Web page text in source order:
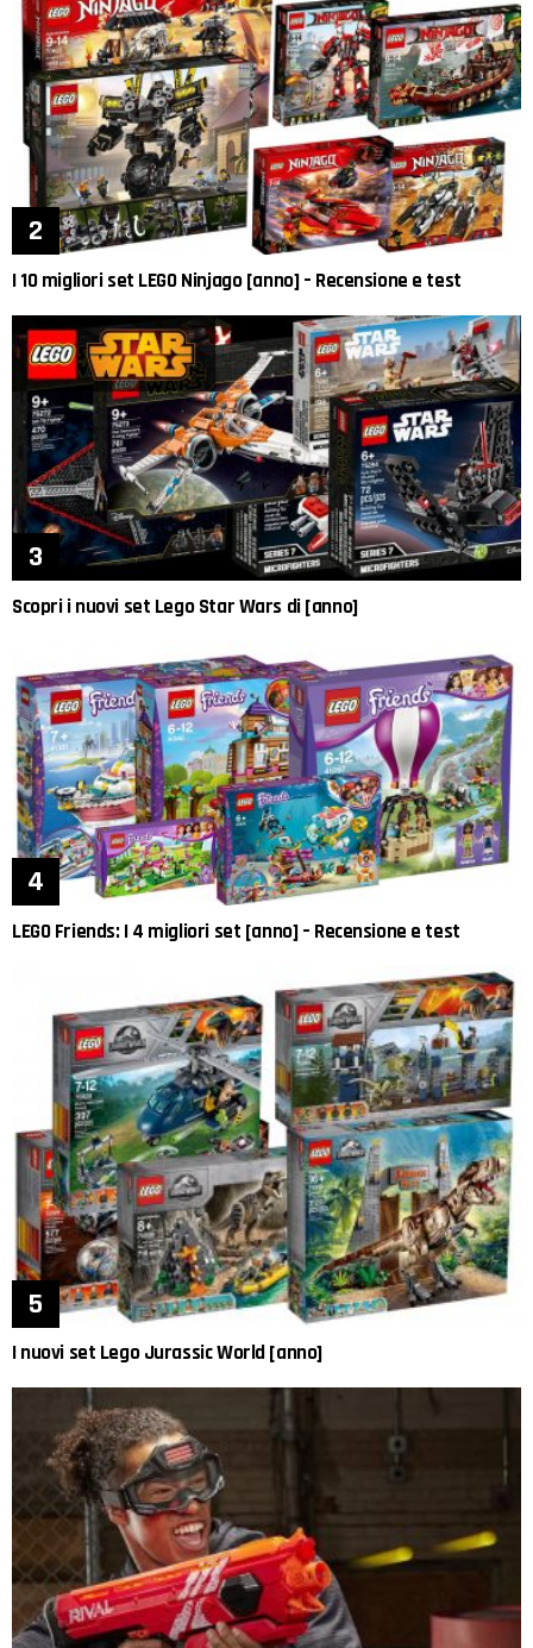
I 10 migliori set LEGO Ninjago [anno] – Recensione e test
Scopri i nuovi set Lego Star Wars di [anno]
LEGO Friends: I 4 migliori set [anno] – Recensione e test
I nuovi set Lego Jurassic World [anno]